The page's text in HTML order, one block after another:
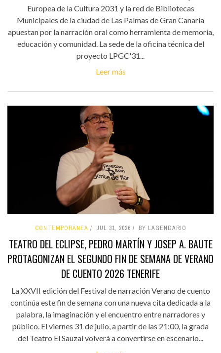
Europea de la Cultura 2031 y la red de Bibliotecas
Municipales de la ciudad de Las Palmas de Gran Canaria
apuestan por la narración oral como herramienta de memoria,
educación y comunidad. La sede de la oficina técnica del
proyecto LPGC'31...
Leer más
CONTEMPORÁNEA JUL 31, 2026 BY LAGENDARIO
TEATRO DEL ECLIPSE, PEDRO MARTÍN Y JOSEP A. BAUTE
PROTAGONIZAN EL SEGUNDO FIN DE SEMANA DE VERANO
DE CUENTO 2026 TENERIFE
La XXVII edición del Festival de narración Verano de cuento
continúa este fin de semana con una nueva cita dedicada a la
palabra, la imaginación y el encuentro entre narradores y
público. El viernes 31 de julio, a partir de las 21:00, la grada
del Teatro El Sauzal volverá a convertirse en escenario...